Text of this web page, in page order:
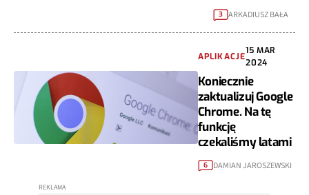
3 ARKADIUSZ BAŁA
APLIKACJE
15 MAR
2024
Koniecznie
zaktualizuj Google
Chrome. Na tę
funkcję
czekaliśmy latami
6 DAMIAN JAROSZEWSKI